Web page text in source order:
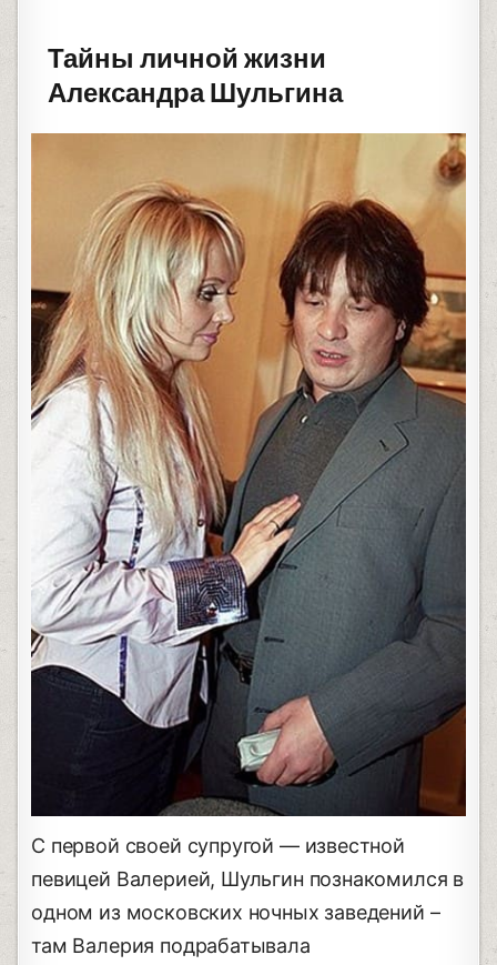
Тайны личной жизни
Александра Шульгина
С первой своей супругой — известной
певицей Валерией, Шульгин познакомился в
одном из московских ночных заведений –
там Валерия подрабатывала